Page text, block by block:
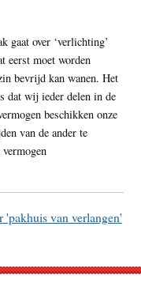
gaat over ‘verlichting’
eerst moet worden
bevrijd kan wanen. Het
dat wij ieder delen in de
beschikken onze
van de ander te
'pakhuis van verlangen'